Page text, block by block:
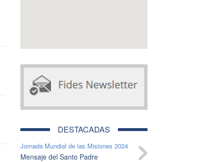
DESTACADAS
Jornada Mundial de las Misiones 2024
Mensaje del Santo Padre